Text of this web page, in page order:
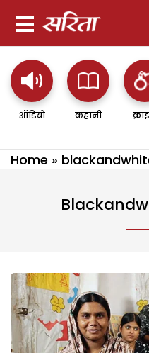
ऑडियो कहानी
Home »